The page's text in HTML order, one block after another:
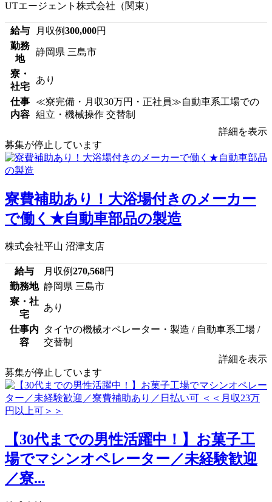
UTエージェント株式会社（関東）
給与 月収例300,000円
勤務
地
静岡県 三島市
寮・
社宅
あり
仕事
内容
≪寮完備・月収30万円・正社員≫自動車系工場での
組立・機械操作 交替制
詳細を表示
募集が停止しています
寮費補助あり！大浴場付きのメーカー
で働く★自動車部品の製造
株式会社平山 沼津支店
給与 月収例270,568円
勤務地 静岡県 三島市
寮・社
宅
あり
仕事内
容
タイヤの機械オペレーター・製造 / 自動車系工場 /
交替制
詳細を表示
募集が停止しています
【30代までの男性活躍中！】お菓子工
場でマシンオペレーター／未経験歓迎
／寮...